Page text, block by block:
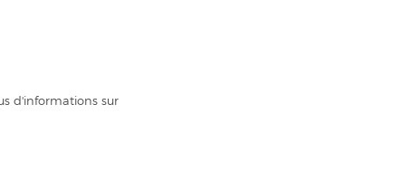
d'informations sur